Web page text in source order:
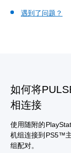
遇到了问题？
如何将
相连接
使用随附的
机组连接到PS5™
组配对。